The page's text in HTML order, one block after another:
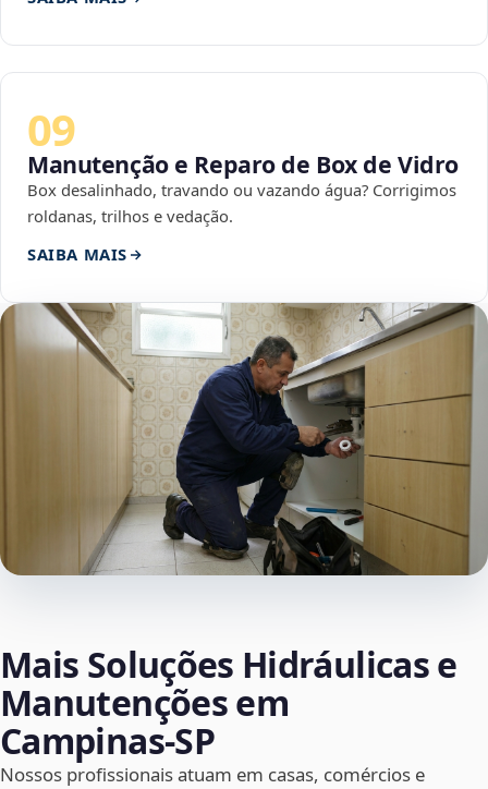
09
Manutenção e Reparo de Box de Vidro
Box desalinhado, travando ou vazando água? Corrigimos
roldanas, trilhos e vedação.
SAIBA MAIS
Mais Soluções Hidráulicas e
Manutenções em
Campinas‑SP
Nossos profissionais atuam em casas, comércios e